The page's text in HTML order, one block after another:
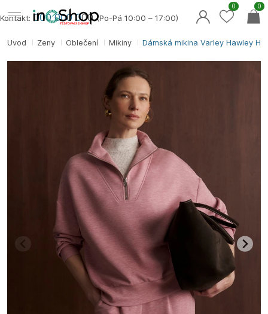
Úvod Ženy Oblečení Mikiny Dámská mikina Varley Hawley
Kontakt: 000 000 000(Po-Pá 10:00 – 17:00)
0
0